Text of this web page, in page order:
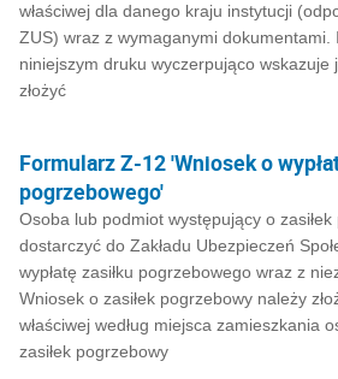
właściwej dla danego kraju instytucji
ZUS) wraz z wymaganymi dokumentami.
niniejszym druku wyczerpująco wskazuje
złożyć
Formularz Z-12 'Wniosek o
pogrzebowego'
Osoba lub podmiot występujący o
dostarczyć do Zakładu Ubezpieczeń
wypłatę zasiłku pogrzebowego wraz z
Wniosek o zasiłek pogrzebowy należy
właściwej według miejsca zamieszkania
zasiłek pogrzebowy